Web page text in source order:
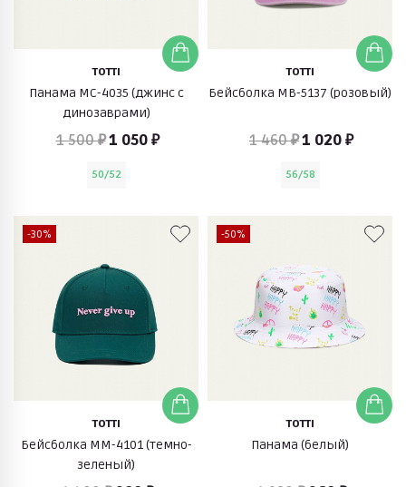
TOTTI
Панама МС-4035 (джинс с
динозаврами)
1 500 ₽1 050 ₽
50/52
TOTTI
Бейсболка МВ-5137 (розовый)
1 460 ₽1 020 ₽
56/58
-30%
TOTTI
Бейсболка ММ-4101 (темно-
зеленый)
-50%
TOTTI
Панама (белый)